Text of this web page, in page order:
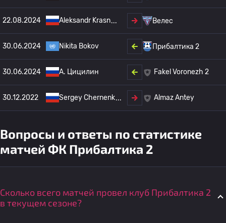
22.08.2024 Aleksandr Krasn Велес
30.06.2024 Nikita Bokov Прибалтика 2
30.06.2024 A. Цицилин Fakel Voronezh 2
30.12.2022 Sergey Chernenk Almaz Antey
Вопросы и ответы по статистике
матчей ФК Прибалтика 2
Сколько всего матчей провел клуб Прибалтика 2
в текущем сезоне?